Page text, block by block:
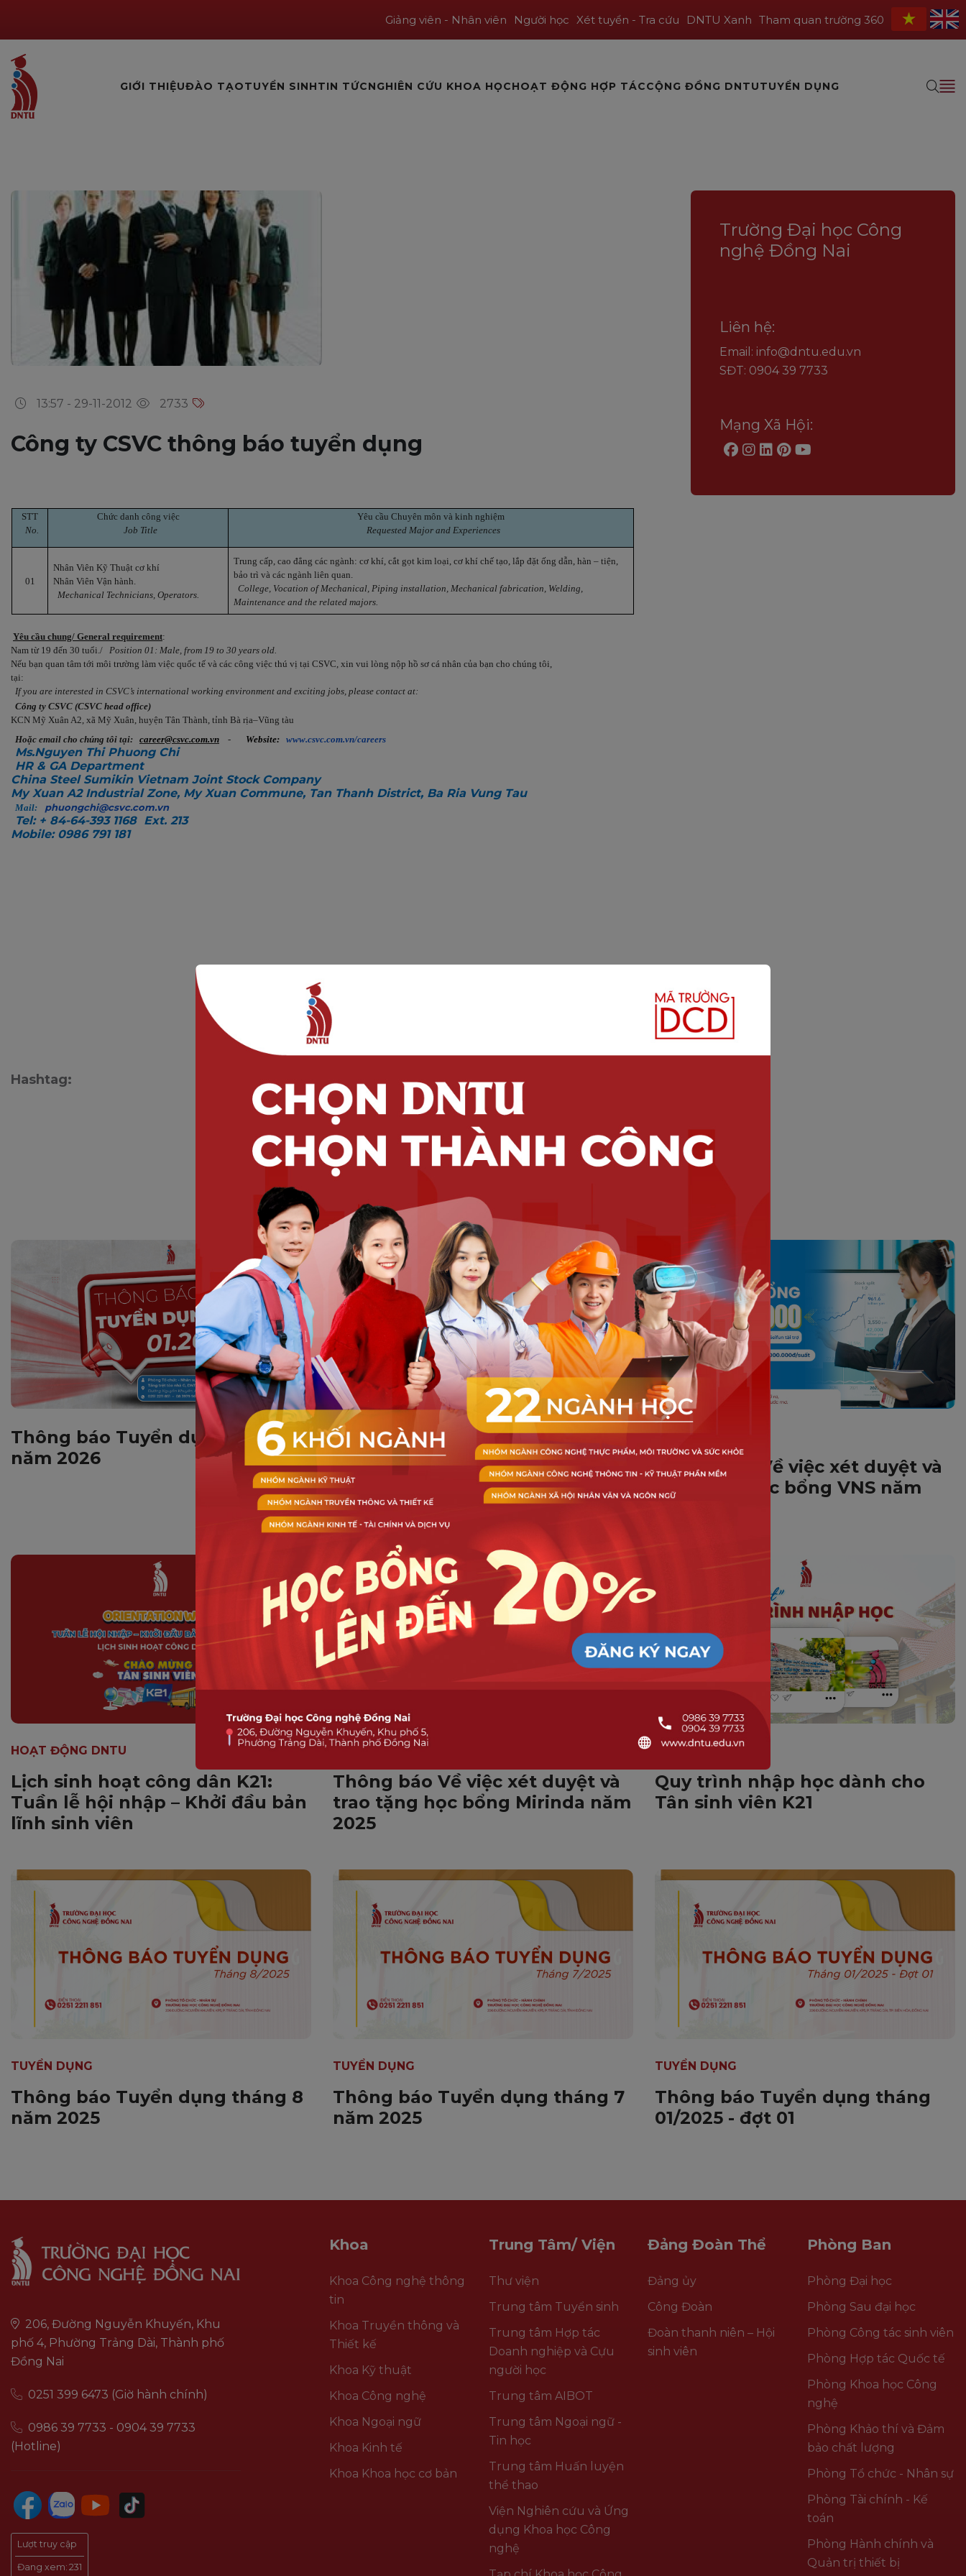
Giảng viên - Nhân viên Người học Xét tuyển - Tra cứu DNTU Xanh Tham quan trường 360
GIỚI THIỆUĐÀO TẠOTUYỂN SINHTIN TỨCNGHIÊN CỨU KHOA HỌCHOẠT ĐỘNG HỢP TÁCCỘNG ĐỒNG DNTUTUYỂN DỤNG
13:57 - 29-11-2012 2733
Công ty CSVC thông báo tuyển dụng
STT
No.
Chức danh công việc
Job Title
Yêu cầu Chuyên môn và kinh nghiệm
Requested Major and Experiences
01
Nhân Viên Kỹ Thuật cơ khí
Nhân Viên Vận hành.
Mechanical Technicians, Operators.
Trung cấp, cao đẳng các ngành: cơ khí, cắt gọt kim loại, cơ khí chế tạo, lắp đặt ống dẫn, hàn – tiện,
bảo trìvà các ngành liên quan.
College, Vocation of Mechanical, Piping installation, Mechanical fabrication, Welding,
Maintenance and the related majors.
Yêu cầu chung/ General requirement:
Nam từ 19 đến 30 tuổi./
Position 01: Male, from 19 to 30 years old.
Nếu bạn quan tâm tới môi trường làm việc quốc tế và các công việc thú vị tại CSVC, xin vui lòng nộp hồ sơ cá nhân của bạn cho chúng tôi,
tại:
If you are interested in CSVC’s international working environment and exciting jobs, please contact at:
Công ty CSVC (CSVC head office)
KCN Mỹ Xuân A2, xã Mỹ Xuân, huyện Tân Thành, tỉnh Bà rịa–Vũng tàu
Hoặc email cho chúng tôi tại: career@csvc.com.vn - Website: www.csvc.com.vn/careers
Ms.Nguyen Thi Phuong Chi
HR & GA Department
China Steel Sumikin Vietnam Joint Stock Company
My Xuan A2 Industrial Zone, My Xuan Commune, Tan Thanh District, Ba Ria Vung Tau
Mail: phuongchi@csvc.com.vn
Tel: + 84-64-393 1168 Ext. 213
Mobile: 0986 791 181
Hashtag:
Trường Đại học Công
nghệ Đồng Nai
Liên hệ:
Email: info@dntu.edu.vn
SĐT: 0904 39 7733
Mạng Xã Hội:
Thông báo Tuyển dụng tháng 01
năm 2026
TUYỂN DỤNG
Thông báo Tuyển dụng tháng 12
năm 2025
HOẠT ĐỘNG DNTU
Thông báo Về việc xét duyệt và
trao tặng học bổng VNS năm
HOẠT ĐỘNG DNTU
Lịch sinh hoạt công dân K21:
Tuần lễ hội nhập – Khởi đầu bản
lĩnh sinh viên
SINH VIÊN DNTU
Thông báo Về việc xét duyệt và
trao tặng học bổng Mirinda năm
2025
TUYỂN SINH
Quy trình nhập học dành cho
Tân sinh viên K21
TUYỂN DỤNG
Thông báo Tuyển dụng tháng 8
năm 2025
TUYỂN DỤNG
Thông báo Tuyển dụng tháng 7
năm 2025
TUYỂN DỤNG
Thông báo Tuyển dụng tháng
01/2025 - đợt 01
206, Đường Nguyễn Khuyến, Khu
phố 4, Phường Trảng Dài, Thành phố
Đồng Nai
0251 399 6473 (Giờ hành chính)
0986 39 7733 - 0904 39 7733
(Hotline)
Lượt truy cập
Đang xem: 231
Khoa
Khoa Công nghệ thông
tin
Khoa Truyền thông và
Thiết kế
Khoa Kỹ thuật
Khoa Công nghệ
Khoa Ngoại ngữ
Khoa Kinh tế
Khoa Khoa học cơ bản
Trung Tâm/ Viện
Thư viện
Trung tâm Tuyển sinh
Trung tâm Hợp tác
Doanh nghiệp và Cựu
người học
Trung tâm AIBOT
Trung tâm Ngoại ngữ -
Tin học
Trung tâm Huấn luyện
thể thao
Viện Nghiên cứu và Ứng
dụng Khoa học Công
nghệ
Đảng Đoàn Thể
Đảng ủy
Công Đoàn
Đoàn thanh niên – Hội
sinh viên
Phòng Ban
Phòng Đại học
Phòng Sau đại học
Phòng Công tác sinh viên
Phòng Hợp tác Quốc tế
Phòng Khoa học Công
nghệ
Phòng Khảo thí và Đảm
bảo chất lượng
Phòng Tổ chức - Nhân sự
Phòng Tài chính - Kế
toán
Phòng Hành chính và
Quản trị thiết bị